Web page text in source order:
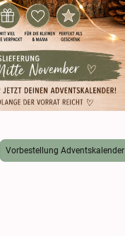
Vorbestellung Adventskalender